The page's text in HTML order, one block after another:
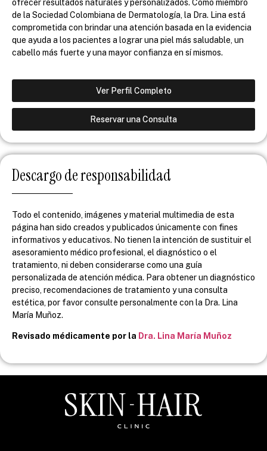
ofrecer resultados naturales y personalizados. Como miembro
de la Sociedad Colombiana de Dermatología, la Dra. Lina está
comprometida con brindar una atención basada en la evidencia
que ayuda a los pacientes a lograr una piel más saludable, un
cabello más fuerte y una mayor confianza en sí mismos.
Ver Perfil Completo
Reservar una Consulta
Descargo de responsabilidad
Todo el contenido, imágenes y material multimedia de esta
página han sido creados y publicados únicamente con fines
informativos y educativos. No tienen la intención de sustituir el
asesoramiento médico profesional, el diagnóstico o el
tratamiento, ni deben considerarse como una guía
personalizada de atención médica. Para obtener un diagnóstico
preciso, recomendaciones de tratamiento y una consulta
estética, por favor consulte personalmente con la Dra. Lina
María Muñoz.
Revisado médicamente por la Dra. Lina María Muñoz